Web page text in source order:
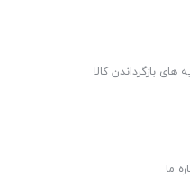
های بازگرداندن کالا
ما